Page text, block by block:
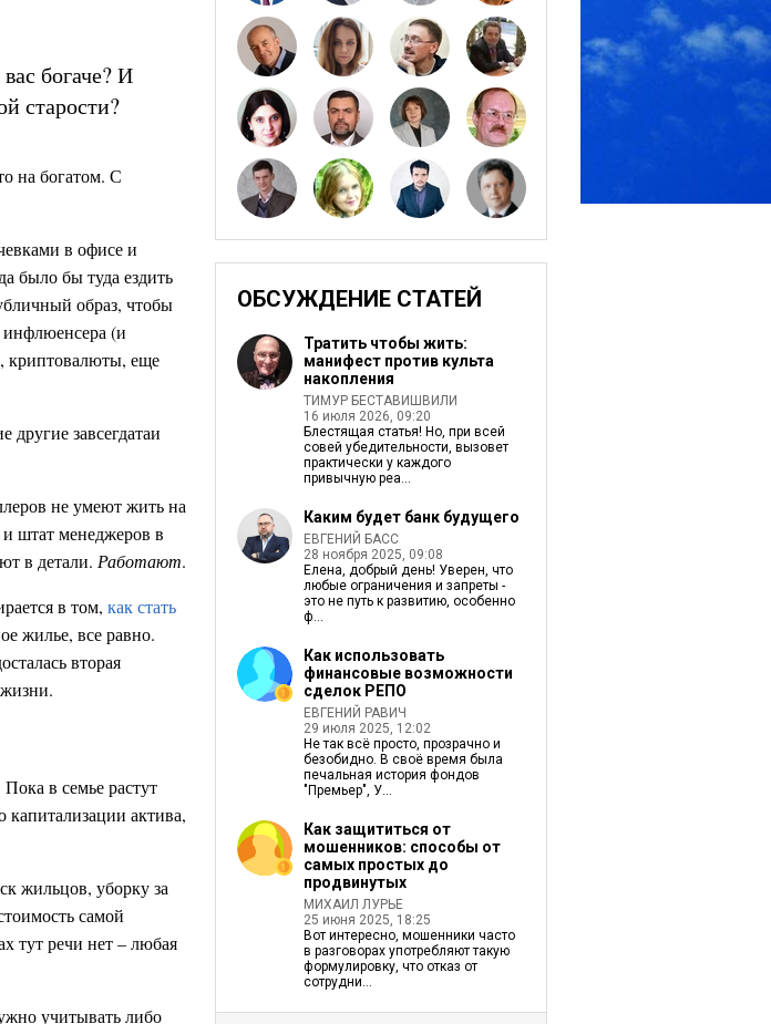
богаче? И
старости?
на богатом. С
в офисе и
было бы туда ездить
образ, чтобы
инфлюенсера (и
криптовалюты, еще
другие завсегдатаи
не умеют жить на
штат менеджеров в
в детали. Работают.
в том, как стать
жилье, все равно.
вторая
в семье растут
актива,
жильцов, уборку за
самой
тут речи нет – любая
учитывать либо
ОБСУЖДЕНИЕ СТАТЕЙ
Тратить чтобы жить:
манифест против культа
накопления
ТИМУР БЕСТАВИШВИЛИ
16 июля 2026, 09:20
Блестящая статья! Но, при всей
совей убедительности, вызовет
практически у каждого
привычную реа...
Каким будет банк будущего
ЕВГЕНИЙ БАСС
28 ноября 2025, 09:08
Елена, добрый день! Уверен, что
любые ограничения и запреты -
это не путь к развитию, особенно
ф...
Как использовать
финансовые возможности
сделок РЕПО
ЕВГЕНИЙ РАВИЧ
29 июля 2025, 12:02
Не так всё просто, прозрачно и
безобидно. В своё время была
печальная история фондов
"Премьер", У...
Как защититься от
мошенников: способы от
самых простых до
продвинутых
МИХАИЛ ЛУРЬЕ
25 июня 2025, 18:25
Вот интересно, мошенники часто
в разговорах употребляют такую
формулировку, что отказ от
сотрудни...